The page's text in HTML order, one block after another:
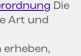
Die
Art und
erheben,